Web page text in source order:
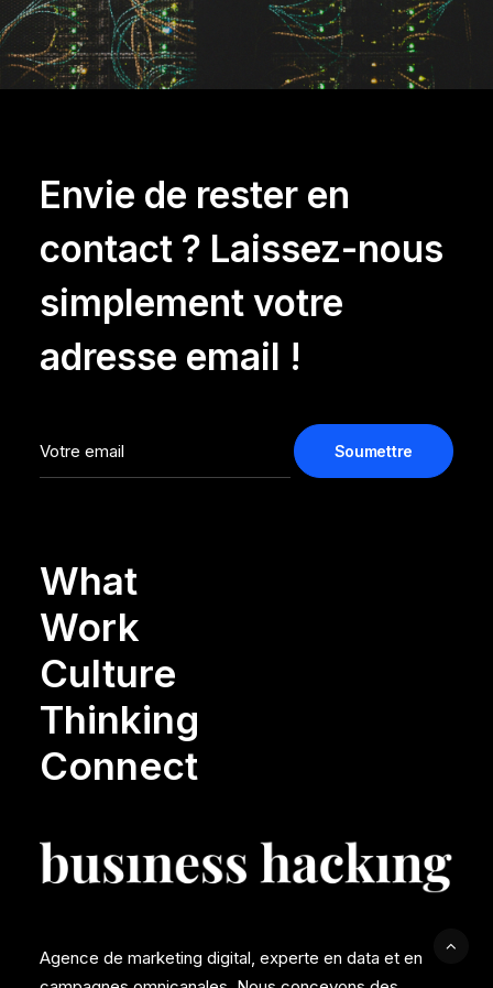
Envie de rester en
contact ? Laissez-nous
simplement votre
adresse email !
What
Work
Culture
Thinking
Connect
Agence de marketing digital, experte en data et en